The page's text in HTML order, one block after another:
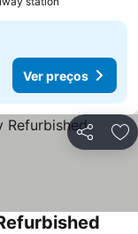
Ver preços
Partilhar